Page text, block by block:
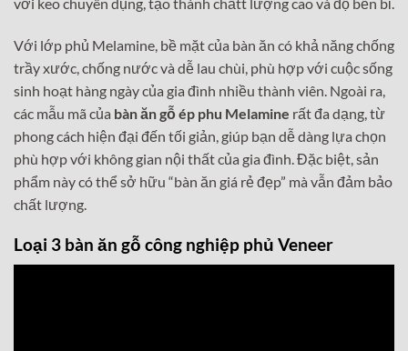
Với lớp phủ Melamine, bề mặt của bàn ăn có khả năng chống
trầy xước, chống nước và dễ lau chùi, phù hợp với cuộc sống
sinh hoạt hàng ngày của gia đình nhiều thành viên. Ngoài ra,
các mẫu mã của bàn ăn gỗ ép phu Melamine rất đa dạng, từ
phong cách hiện đại đến tối giản, giúp bạn dễ dàng lựa chọn
phù hợp với không gian nội thất của gia đình. Đặc biệt, sản
phẩm này có thể sở hữu “bàn ăn giá rẻ đẹp” mà vẫn đảm bảo
chất lượng.
Loại 3 bàn ăn gỗ công nghiệp phủ Veneer